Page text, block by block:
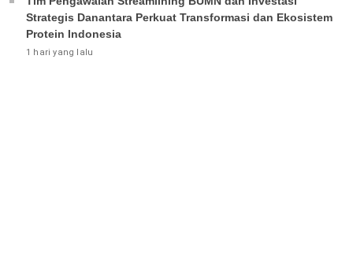
Strategis Danantara Perkuat Transformasi dan Ekosistem
Protein Indonesia
1 hari yang lalu